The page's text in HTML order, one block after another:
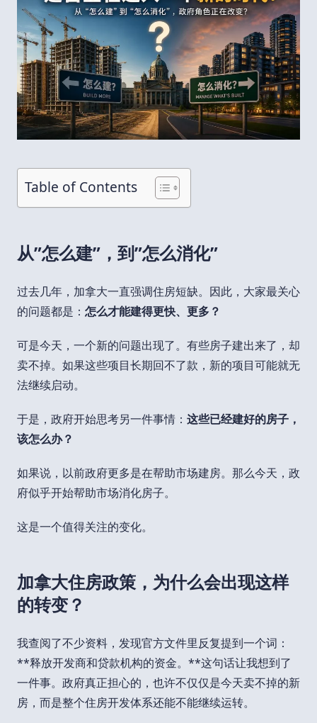
Table of Contents
从”怎么建”，到”怎么消化”
过去几年，加拿大一直强调住房短缺。因此，大家最关心
的问题都是： 怎么才能建得更快、更多？
可是今天，一个新的问题出现了。有些房子建出来了，却
卖不掉。如果这些项目长期回不了款，新的项目可能就无
法继续启动。
于是，政府开始思考另一件事情： 这些已经建好的房子，
该怎么办？
如果说，以前政府更多是在帮助市场建房。那么今天，政
府似乎开始帮助市场消化房子。
这是一个值得关注的变化。
加拿大住房政策，为什么会出现这样
的转变？
我查阅了不少资料，发现官方文件里反复提到一个词：
**释放开发商和贷款机构的资金。**这句话让我想到了
一件事。政府真正担心的，也许不仅仅是今天卖不掉的新
房，而是整个住房开发体系还能不能继续运转。